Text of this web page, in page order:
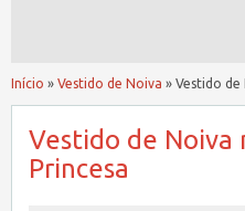
Início » Vestido de Noiva » Vestido de
Vestido de Noiva
Princesa